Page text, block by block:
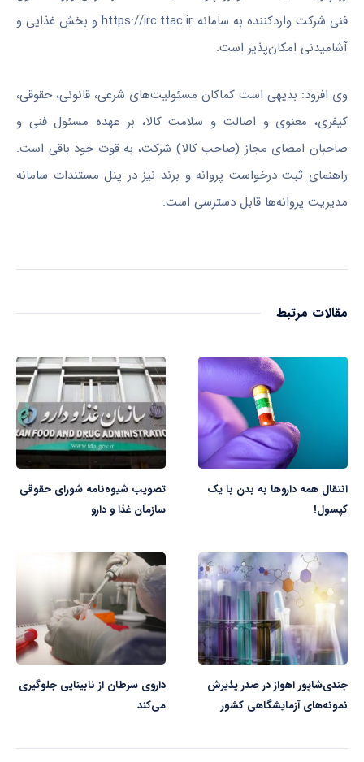
فنی شرکت واردکننده به سامانه https://irc.ttac.ir و بخش غذایی و
آشامیدنی امکان‌پذیر است.
وی افزود: بدیهی است کماکان مسئولیت‌های شرعی، قانونی، حقوقی،
کیفری، معنوی و اصالت و سلامت کالا، بر عهده مسئول فنی و
صاحبان امضای مجاز (صاحب کالا) شرکت، به قوت خود باقی است.
راهنمای ثبت درخواست پروانه و برند نیز در پنل مستندات سامانه
مدیریت پروانه‌ها قابل دسترسی است.
مقالات مرتبط
انتقال همه داروها به بدن با یک
کپسول!
تصویب شیوه‌نامه شورای حقوقی
سازمان غذا و دارو
جندی‌شاپور اهواز در صدر پذیرش
نمونه‌های آزمایشگاهی کشور
داروی سرطان از نابینایی جلوگیری
می‌کند